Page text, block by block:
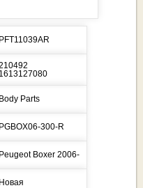
PFT11039AR
1613127080
Body Parts
PGBOX06-300-R
Peugeot Boxer 2006-
Новая